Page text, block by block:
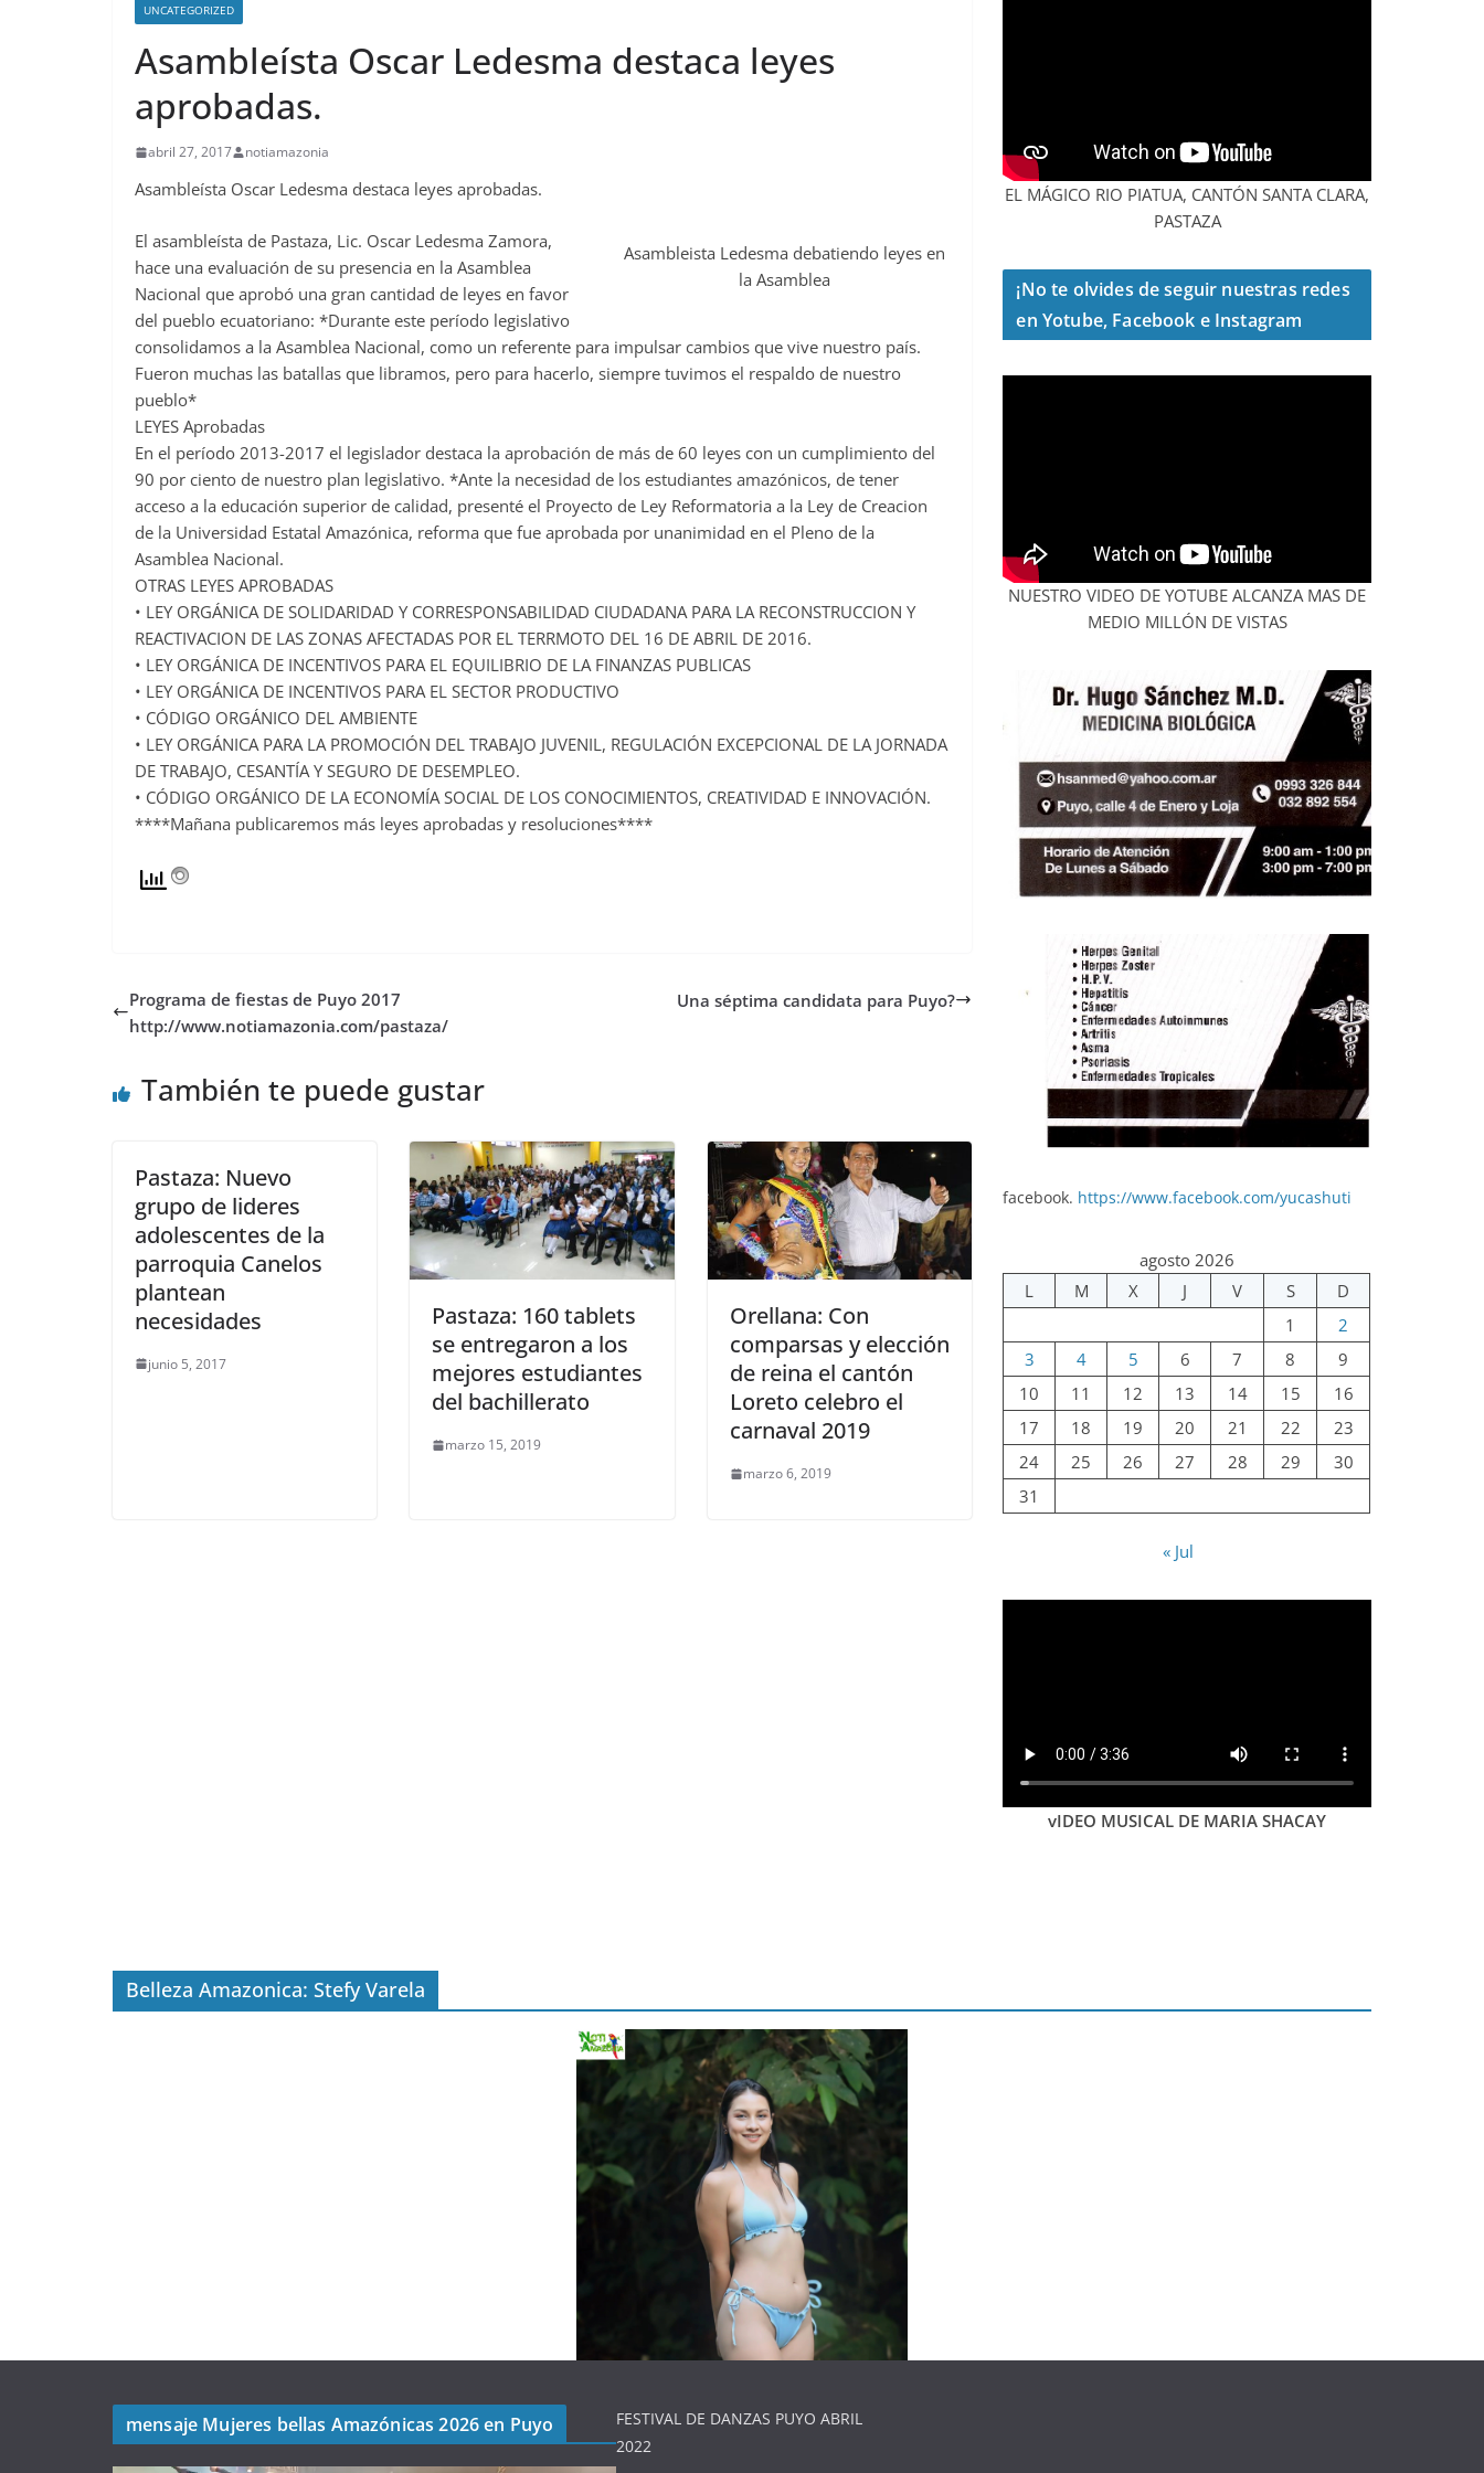
UNCATEGORIZED
Asambleísta Oscar Ledesma destaca leyes
aprobadas.
abril 27, 2017 notiamazonia
Asambleísta Oscar Ledesma destaca leyes aprobadas.
Asambleista Ledesma debatiendo leyes en
la Asamblea
El asambleísta de Pastaza, Lic. Oscar Ledesma Zamora,
hace una evaluación de su presencia en la Asamblea
Nacional que aprobó una gran cantidad de leyes en favor
del pueblo ecuatoriano: *Durante este período legislativo
consolidamos a la Asamblea Nacional, como un referente para impulsar cambios que vive nuestro país.
Fueron muchas las batallas que libramos, pero para hacerlo, siempre tuvimos el respaldo de nuestro
pueblo*
LEYES Aprobadas
En el período 2013-2017 el legislador destaca la aprobación de más de 60 leyes con un cumplimiento del
90 por ciento de nuestro plan legislativo. *Ante la necesidad de los estudiantes amazónicos, de tener
acceso a la educación superior de calidad, presenté el Proyecto de Ley Reformatoria a la Ley de Creacion
de la Universidad Estatal Amazónica, reforma que fue aprobada por unanimidad en el Pleno de la
Asamblea Nacional.
OTRAS LEYES APROBADAS
• LEY ORGÁNICA DE SOLIDARIDAD Y CORRESPONSABILIDAD CIUDADANA PARA LA RECONSTRUCCION Y
REACTIVACION DE LAS ZONAS AFECTADAS POR EL TERRMOTO DEL 16 DE ABRIL DE 2016.
• LEY ORGÁNICA DE INCENTIVOS PARA EL EQUILIBRIO DE LA FINANZAS PUBLICAS
• LEY ORGÁNICA DE INCENTIVOS PARA EL SECTOR PRODUCTIVO
• CÓDIGO ORGÁNICO DEL AMBIENTE
• LEY ORGÁNICA PARA LA PROMOCIÓN DEL TRABAJO JUVENIL, REGULACIÓN EXCEPCIONAL DE LA JORNADA
DE TRABAJO, CESANTÍA Y SEGURO DE DESEMPLEO.
• CÓDIGO ORGÁNICO DE LA ECONOMÍA SOCIAL DE LOS CONOCIMIENTOS, CREATIVIDAD E INNOVACIÓN.
****Mañana publicaremos más leyes aprobadas y resoluciones****
Programa de fiestas de Puyo 2017
http://www.notiamazonia.com/pastaza/
Una séptima candidata para Puyo?
También te puede gustar
Pastaza: Nuevo
grupo de lideres
adolescentes de la
parroquia Canelos
plantean
necesidades
junio 5, 2017
Pastaza: 160 tablets
se entregaron a los
mejores estudiantes
del bachillerato
marzo 15, 2019
Orellana: Con
comparsas y elección
de reina el cantón
Loreto celebro el
carnaval 2019
marzo 6, 2019
EL MÁGICO RIO PIATUA, CANTÓN SANTA CLARA,
PASTAZA
¡No te olvides de seguir nuestras redes
en Yotube, Facebook e Instagram
NUESTRO VIDEO DE YOTUBE ALCANZA MAS DE
MEDIO MILLÓN DE VISTAS
facebook. https://www.facebook.com/yucashuti
agosto 2026
L
M X J V S
D
1
2
3
4 5 6 7 8
9
10
11 12 13 14 15
16
17
18 19 20 21 22
23
24
25 26 27 28 29
30
31
« Jul
vIDEO MUSICAL DE MARIA SHACAY
Belleza Amazonica: Stefy Varela
mensaje Mujeres bellas Amazónicas 2026 en Puyo
FESTIVAL DE DANZAS PUYO ABRIL
2022